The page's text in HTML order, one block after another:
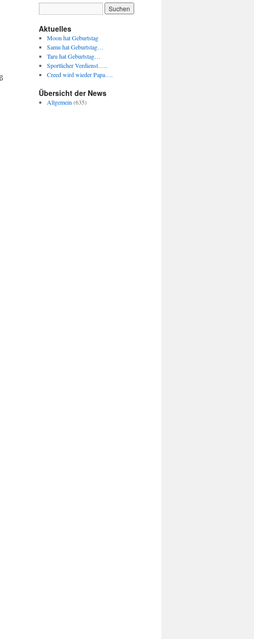
Aktuelles
Moon hat Geburtstag
Samu hat Geburtstag…
Taru hat Geburtstag…
Sportlicher Verdienst…..
Creed wird wieder Papa….
Übersicht der News
Allgemein (635)